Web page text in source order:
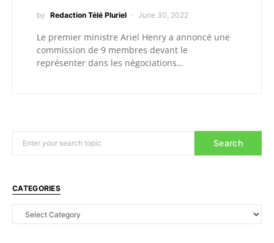
by Redaction Télé Pluriel June 30, 2022
Le premier ministre Ariel Henry a annoncé une
commission de 9 membres devant le
représenter dans les négociations…
Search
CATEGORIES